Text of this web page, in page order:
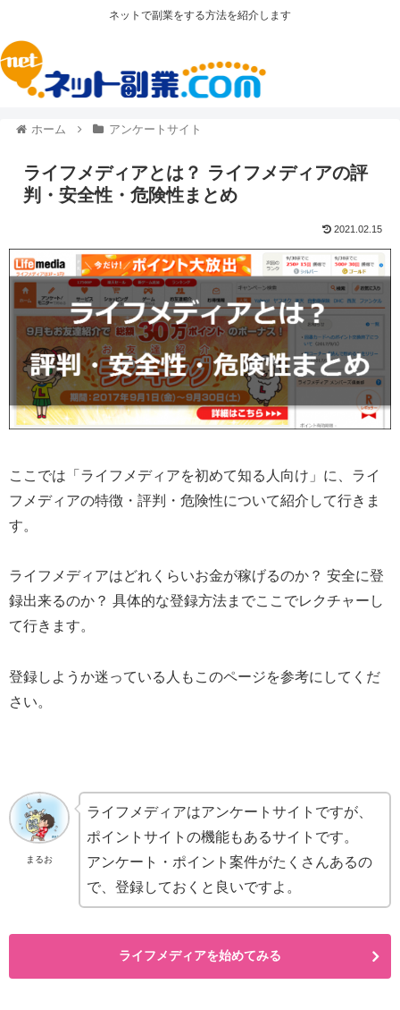
ネットで副業をする方法を紹介します
ホーム アンケートサイト
ライフメディアとは？ ライフメディアの評
判・安全性・危険性まとめ
2021.02.15
ここでは「ライフメディアを初めて知る人向け」に、ライ
フメディアの特徴・評判・危険性について紹介して行きま
す。
ライフメディアはどれくらいお金が稼げるのか？ 安全に登
録出来るのか？ 具体的な登録方法までここでレクチャーし
て行きます。
登録しようか迷っている人もこのページを参考にしてくだ
さい。
まるお
ライフメディアはアンケートサイトですが、
ポイントサイトの機能もあるサイトです。
アンケート・ポイント案件がたくさんあるの
で、登録しておくと良いですよ。
ライフメディアを始めてみる